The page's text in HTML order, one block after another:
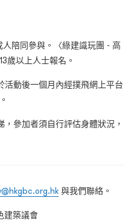
陪同參與。〈綠建識玩團 - 高
歲以上人士報名。
動後一個月內經撲飛網上平台
參加者須自行評估身體狀況，
與我們聯絡。
建築議會